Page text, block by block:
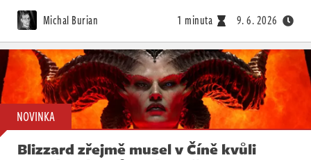
Michal Burian 1 minuta 9. 6. 2026
NOVINKA
Blizzard zřejmě musel v Číně kvůli